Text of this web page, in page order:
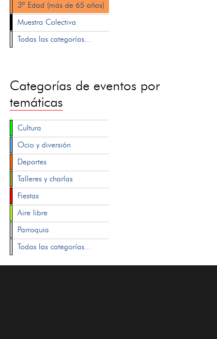
3ª Edad (más de 65 años)
Muestra Colectiva
Todas las categorías...
Categorías de eventos por
temáticas
Cultura
Ocio y diversión
Deportes
Talleres y charlas
Fiestas
Aire libre
Parroquia
Todas las categorías...